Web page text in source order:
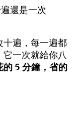
還是一次
十遍，每一遍都
一次就給你八
的 5 分鐘，省的